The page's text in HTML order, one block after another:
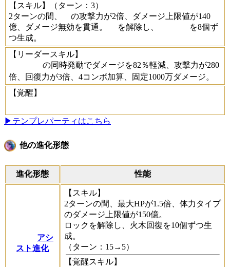
【スキル】
（ターン：3）
2ターンの間、
の攻撃力が2倍、ダメージ上限値が140
億、ダメージ無効を貫通。
を解除し、
を8個ず
つ生成。
【リーダースキル】
の同時発動でダメージを82％軽減、攻撃力が280
倍、回復力が3倍、4コンボ加算、固定1000万ダメージ。
【覚醒】
▶テンプレパーティはこちら
他の進化形態
進化形態 性能
アシ
スト進化
【スキル】
2ターンの間、最大HPが1.5倍、体力タイプ
のダメージ上限値が150億。
ロックを解除し、火木回復を10個ずつ生
成。
（ターン：15→5）
【覚醒スキル】